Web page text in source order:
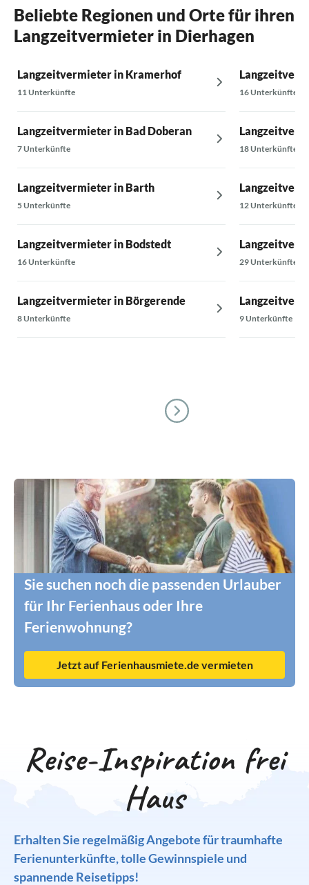
kommen
Beliebte Regionen und Orte für ihren
Langzeitvermieter in Dierhagen
Langzeitvermieter in Kramerhof
11 Unterkünfte
Langzeitvermieter in Bad Doberan
7 Unterkünfte
Langzeitvermieter in Barth
5 Unterkünfte
Langzeitvermieter in Bodstedt
16 Unterkünfte
Langzeitvermieter in Börgerende
8 Unterkünfte
16 Unterkünfte
18 Unterkünfte
12 Unterkünfte
29 Unterkünfte
9 Unterkünfte
Sie suchen noch die passenden Urlauber
für Ihr Ferienhaus oder Ihre
Ferienwohnung?
Jetzt auf Ferienhausmiete.de vermieten
Reise-Inspiration frei
Haus
Erhalten Sie regelmäßig Angebote für traumhafte
Ferienunterkünfte, tolle Gewinnspiele und
spannende Reisetipps!